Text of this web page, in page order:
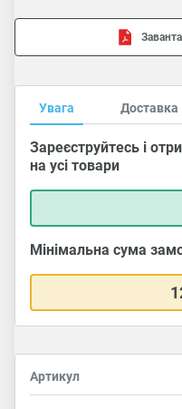
Увага Доставка
Зареєструйтесь і
на усі товари
Мінімальна сума
Артикул